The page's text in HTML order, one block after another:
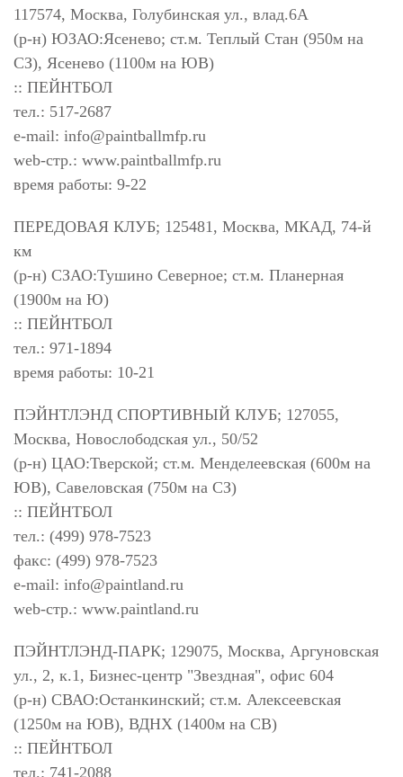
117574, Москва, Голубинская ул., влад.6А
(р-н) ЮЗАО:Ясенево; ст.м. Теплый Стан (950м на
СЗ), Ясенево (1100м на ЮВ)
:: ПЕЙНТБОЛ
тел.: 517-2687
e-mail: info@paintballmfp.ru
web-стр.: www.paintballmfp.ru
время работы: 9-22
ПЕРЕДОВАЯ КЛУБ; 125481, Москва, МКАД, 74-й
км
(р-н) СЗАО:Тушино Северное; ст.м. Планерная
(1900м на Ю)
:: ПЕЙНТБОЛ
тел.: 971-1894
время работы: 10-21
ПЭЙНТЛЭНД СПОРТИВНЫЙ КЛУБ; 127055,
Москва, Новослободская ул., 50/52
(р-н) ЦАО:Тверской; ст.м. Менделеевская (600м на
ЮВ), Савеловская (750м на СЗ)
:: ПЕЙНТБОЛ
тел.: (499) 978-7523
факс: (499) 978-7523
e-mail: info@paintland.ru
web-стр.: www.paintland.ru
ПЭЙНТЛЭНД-ПАРК; 129075, Москва, Аргуновская
ул., 2, к.1, Бизнес-центр "Звездная", офис 604
(р-н) СВАО:Останкинский; ст.м. Алексеевская
(1250м на ЮВ), ВДНХ (1400м на СВ)
:: ПЕЙНТБОЛ
тел.: 741-2088